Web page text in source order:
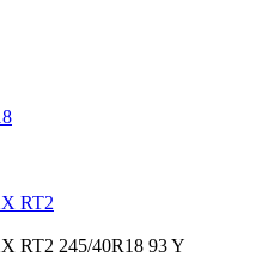
RT2
RT2 245/40R18 93 Y